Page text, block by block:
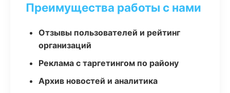
Преимущества работы с нами
Отзывы пользователей и рейтинг
организаций
Реклама с таргетингом по району
Архив новостей и аналитика